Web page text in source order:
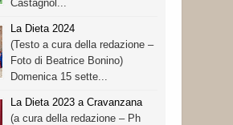
Castagnol...
La Dieta 2024
(Testo a cura della redazione –
Foto di Beatrice Bonino)
Domenica 15 sette...
La Dieta 2023 a Cravanzana
(a cura della redazione – Ph